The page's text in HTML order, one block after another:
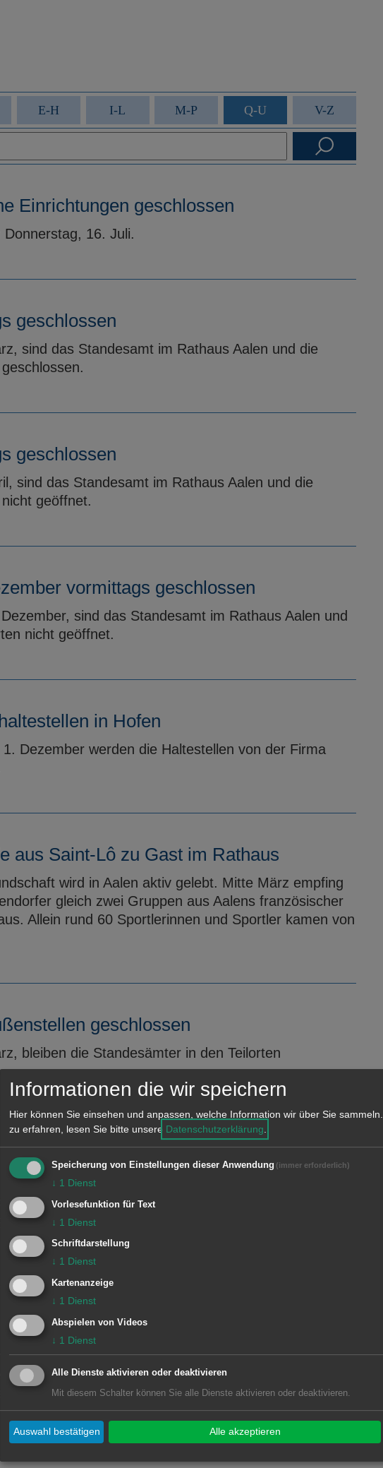
E-H I-L M-P Q-U V-Z
Einrichtungen geschlossen
16. Juli.
geschlossen
sind das Standesamt im Rathaus Aalen und die
geschlossen
sind das Standesamt im Rathaus Aalen und die
geöffnet.
vormittags geschlossen
sind das Standesamt im Rathaus Aalen und
nicht geöffnet.
in Hofen
Dezember werden die Haltestellen von der Firma
aus Saint-Lô zu Gast im Rathaus
wird in Aalen aktiv gelebt. Mitte März empfing
gleich zwei Gruppen aus Aalens französischer
Allein rund 60 Sportlerinnen und Sportler kamen von
geschlossen
bleiben die Standesämter in den Teilorten
Standesämter im Rathaus Aalen und den Teilorten
bleiben das Standesamt im Rathaus Aalen
Wasseralfingen und Unterkochen sowie
Silvester mit dem Abbrennen von
Da es immer wieder zu Unfällen im Umgang mit
kommt, weist das Amt für Bürgerservice und
auf die einschlägigen ...
Informationen die wir speichern
Hier können Sie einsehen und anpassen, welche Information wir über Sie sammeln.
zu erfahren, lesen Sie bitte unsere Datenschutzerklärung
Speicherung von Einstellungen dieser Anwendung (immer erforderlich)
↓ 1 Dienst
Vorlesefunktion für Text
↓ 1 Dienst
Schriftdarstellung
↓ 1 Dienst
Kartenanzeige
↓ 1 Dienst
Abspielen von Videos
↓ 1 Dienst
Alle Dienste aktivieren oder deaktivieren
Mit diesem Schalter können Sie alle Dienste aktivieren oder deaktivieren.
Auswahl bestätigen Alle akzeptieren